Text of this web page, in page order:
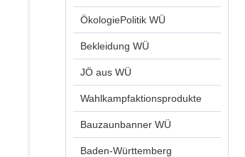
ÖkologiePolitik WÜ
Bekleidung WÜ
JÖ aus WÜ
Wahlkampfaktionsprodukte
Bauzaunbanner WÜ
Baden-Württemberg